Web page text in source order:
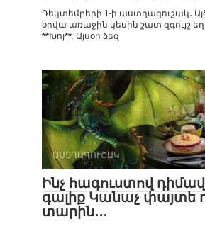
Դեկտեմբերի 1-ի աստղագուշակ․
օրվա առաջին կեսին շատ զգույշ
**Խոյ**. Այսօր ձեզ
ԱՍՏՂԱԳՈՒՇԱԿ
Ինչ հագուստով
գալիք Կանաչ փայտե
տարին․․․